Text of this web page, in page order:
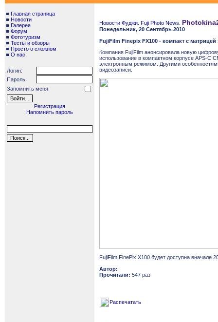
■ Главная страница
■ Новости
■ Галерея
■ Форум
■ Фототуризм
■ Тесты и обзоры
■ Просто о сложном
■ О нас
Логин:
Пароль:
Запомнить меня
Регистрация
Напомнить пароль
Новости Фуджи. Fuji Photo News.
Понедельник, 20 Сентябрь 2010
FujiFilm Finepix FX100 - компакт с матрицей
Компания FujiFilm анонсировала новую
использование в компактном корпусе APS-C
электронным режимом. Другими
видеозаписи.
FujiFilm FinePix X100 будет доступна вначале
Автор:
Прочитали: 547 раз
Распечатать